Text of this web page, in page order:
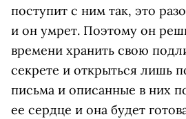
поступит с ним так, это
и он умрет. Поэтому он
времени хранить свою
секрете и открыться лишь
письма и описанные в них
ее сердце и она будет